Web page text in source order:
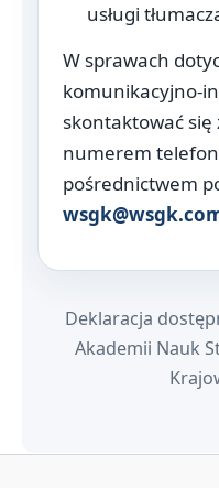
usługi
W sprawach
komunikacyjno-
skontaktować się
numerem
pośrednictwem
Deklaracja
Akademii Nauk